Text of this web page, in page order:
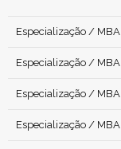
Especialização / MBA
Especialização / MBA
Especialização / MBA
Especialização / MBA